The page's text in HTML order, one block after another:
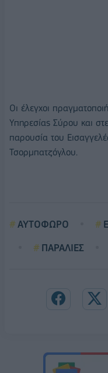
Οι έλεγχοι
Υπηρεσίας Σύρου και
παρουσία του
Τσορμπατζόγλου.
ΑΥΤΟΦΩΡΟ
ΠΑΡΑΛΙΕΣ